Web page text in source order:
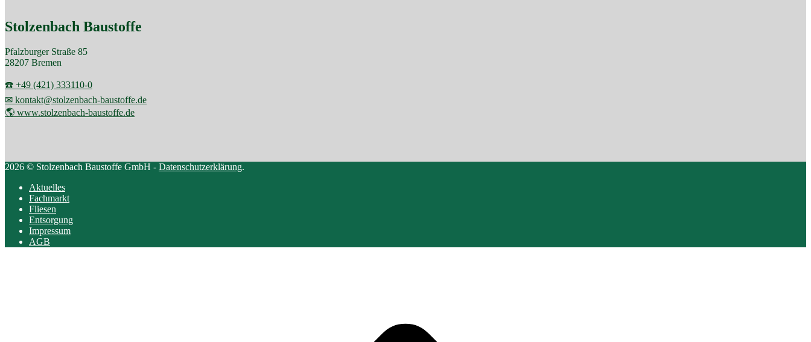
Stolzenbach Baustoffe
Pfalzburger Straße 85
28207 Bremen
☎️ +49 (421) 333110-0
✉ kontakt@stolzenbach-baustoffe.de
🌎 www.stolzenbach-baustoffe.de
2026 © Stolzenbach Baustoffe GmbH - Datenschutzerklärung.
Aktuelles
Fachmarkt
Fliesen
Entsorgung
Impressum
AGB